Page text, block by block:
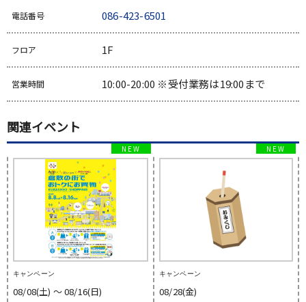
電話番号 086-423-6501
フロア 1F
営業時間 10:00-20:00 ※受付業務は19:00まで
関連イベント
キャンペーン
08/08(土) 〜 08/16(日)
キャンペーン
08/28(金)